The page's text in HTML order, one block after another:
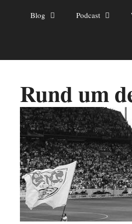
Blog Podcast
Rund um